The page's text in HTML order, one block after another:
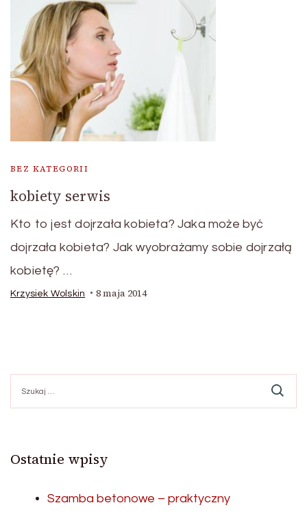
BEZ KATEGORII
kobiety serwis
Kto to jest dojrzała kobieta? Jaka może być
dojrzała kobieta? Jak wyobrażamy sobie dojrzałą
kobietę? …
Krzysiek Wolskin 8 maja 2014
Ostatnie wpisy
Szamba betonowe – praktyczny